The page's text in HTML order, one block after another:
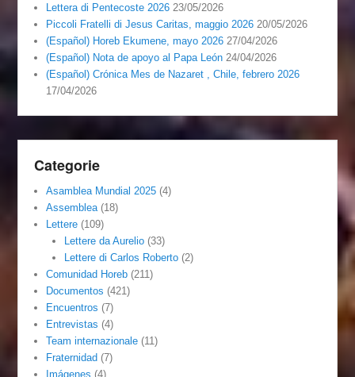
Lettera di Pentecoste 2026 23/05/2026
Piccoli Fratelli di Jesus Caritas, maggio 2026 20/05/2026
(Español) Horeb Ekumene, mayo 2026 27/04/2026
(Español) Nota de apoyo al Papa León 24/04/2026
(Español) Crónica Mes de Nazaret , Chile, febrero 2026
17/04/2026
Categorie
Asamblea Mundial 2025 (4)
Assemblea (18)
Lettere (109)
Lettere da Aurelio(33)
Lettere di Carlos Roberto(2)
Comunidad Horeb (211)
Documentos (421)
Encuentros (7)
Entrevistas (4)
Team internazionale (11)
Fraternidad (7)
Imágenes (4)